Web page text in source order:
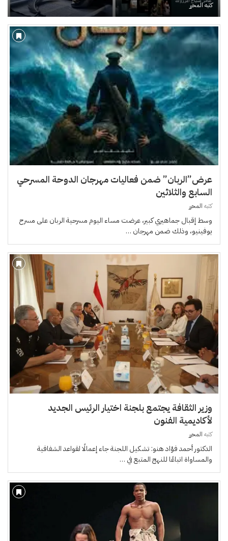
كتبهالمحرر
عرض”الربان” ضمن فعاليات مهرجان الدوحة المسرحي
السابع والثلاثين
كتبه المحرر
وسط إقبال جماهيري كبير، عرضت مساء اليوم مسرحية الربان على مسرح
يوفينيو، وذلك ضمن مهرجان …
وزير الثقافة يجتمع بلجنة اختيار الرئيس الجديد
لأكاديمية الفنون
كتبه المحرر
الدكتور أحمد فؤاد هنو: تشكيل اللجنة جاء إعمالًا لقواعد الشفافية
والمساواة اتباعًا للنهج المتبع في …